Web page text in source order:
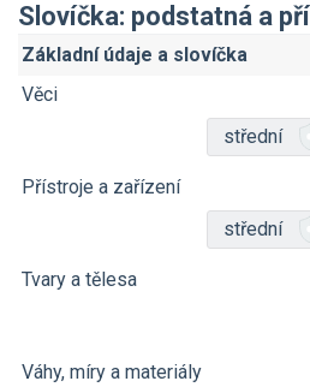
Slovíčka: podstatná a
Základní údaje a slovíčka
Věci
střední
Přístroje a zařízení
střední
Tvary a tělesa
Váhy, míry a materiály